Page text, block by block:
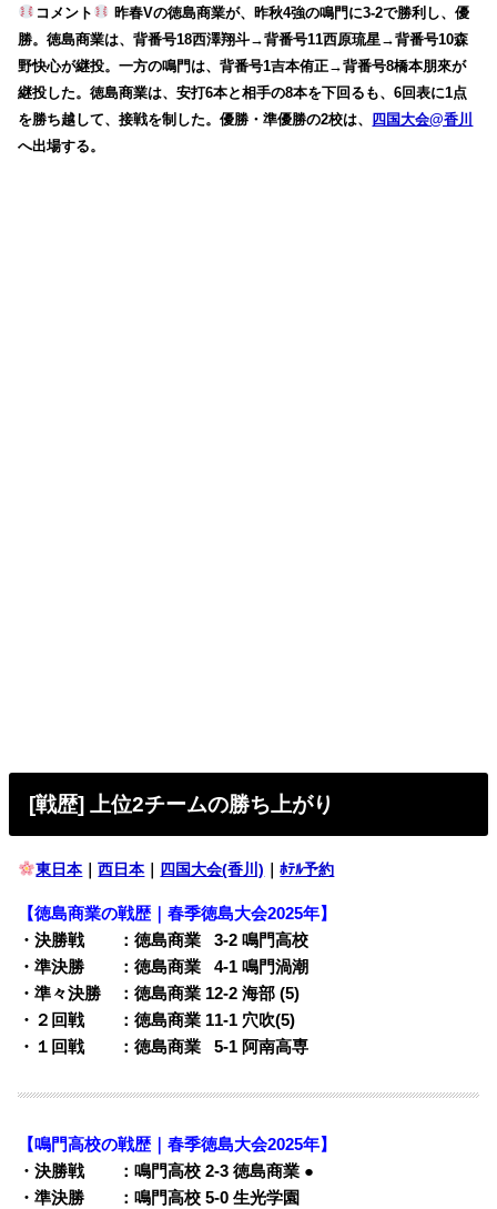
コメント
昨春Vの徳島商業が、昨秋4強の鳴門に3-2で勝利し、優
勝。徳島商業は、背番号18西澤翔斗→背番号11西原琉星→背番号10森
野快心が継投。一方の鳴門は、背番号1吉本侑正→背番号8橋本朋來が
継投した。徳島商業は、安打6本と相手の8本を下回るも、6回表に1点
を勝ち越して、接戦を制した。優勝・準優勝の2校は、 四国大会@香川
へ出場する。
[戦歴] 上位2チームの勝ち上がり
東日本｜西日本｜ 四国大会(香川) ｜ﾎﾃﾙ予約
【徳島商業の戦歴｜春季徳島大会2025年】
・決勝戦 ：徳島商業
03-2 鳴門高校
・準決勝 ：徳島商業
04-1 鳴門渦潮
・準々決勝 ：徳島商業 12-2 海部 (5)
・２回戦 ：徳島商業 11-1 穴吹(5)
・１回戦 ：徳島商業
05-1 阿南高専
【鳴門高校の戦歴｜春季徳島大会2025年】
・決勝戦 ：鳴門高校 2-3 徳島商業 ●
・準決勝 ：鳴門高校 5-0 生光学園